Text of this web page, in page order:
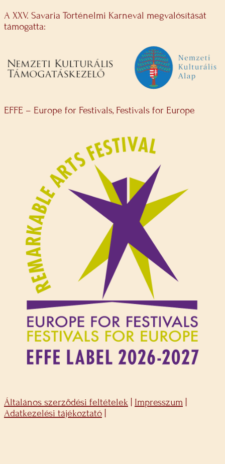
A XXV. Savaria Történelmi Karnevál megvalósítását
támogatta:
EFFE – Europe for Festivals, Festivals for Europe
Általános szerződési feltételek Impresszum
Adatkezelési tájékoztató